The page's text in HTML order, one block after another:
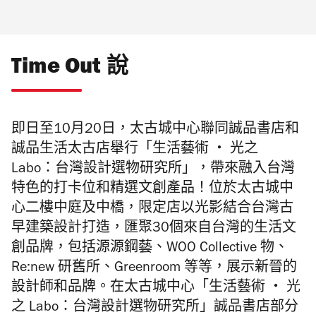
Time Out 說
即日至10月20日，太古城中心聯同誠品書店和
誠品生活太古店舉行「生活藝術 ‧ 光之
Labo：台灣設計選物研究所」，帶來融入台灣
特色的打卡位和精選文創產品！位於太古城中
心二樓中庭及中橋，限定店以光影結合台灣古
早建築設計打造，匯聚30個來自台灣的生活文
創品牌，包括源源鋼藝、WOO Collective 物、
Re:new 研舊所、Greenroom 等等，展示新晉的
設計師和品牌。在太古城中心「生活藝術 ‧ 光
之 Labo：台灣設計選物研究所」誠品書店部分